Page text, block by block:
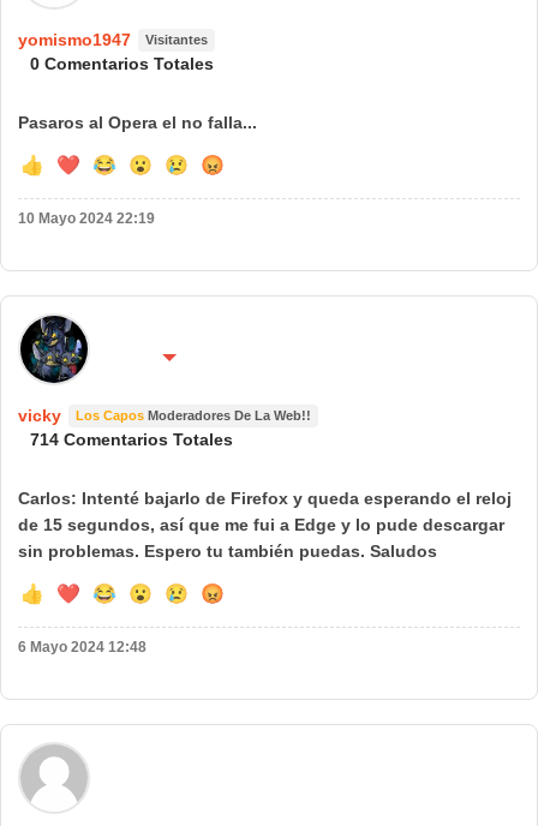
yomismo1947 Visitantes
0 Comentarios Totales
Pasaros al Opera el no falla...
👍 ❤️ 😂 😮 😢 😡
10 Mayo 2024 22:19
vicky Los Capos Moderadores De La Web!!
714 Comentarios Totales
Carlos: Intenté bajarlo de Firefox y queda esperando el reloj
de 15 segundos, así que me fui a Edge y lo pude descargar
sin problemas. Espero tu también puedas. Saludos
👍 ❤️ 😂 😮 😢 😡
6 Mayo 2024 12:48